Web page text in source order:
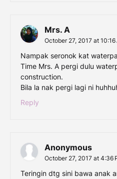
Mrs. A
October 27, 2017 at 10:16
Nampak seronok kat
Time Mrs. A pergi dulu
construction.
Bila la nak pergi lagi ni
Reply
Anonymous
October 27, 2017 at 4:36
Teringin dtg sini bawa anak